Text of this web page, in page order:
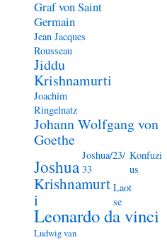
Graf von Saint
Germain
Jean Jacques
Rousseau
Jiddu
Krishnamurti
Joachim
Ringelnatz
Johann Wolfgang von
Goethe
Joshua
Joshua/23/
33
Konfuzi
us
Krishnamurt
i
Laot
se
Leonardo da vinci
Ludwig van